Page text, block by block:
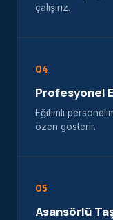
çalışırız.
04
Profesyonel
Eğitimli
özen gösterir.
05
Asansörlü